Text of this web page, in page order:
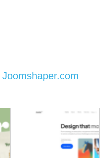
Joomshaper.com